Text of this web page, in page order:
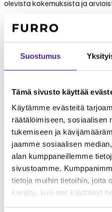
Suostumus
Tämä sivusto käyttää
Käytämme evästeitä
räätälöimiseen, sosiaalisen
tukemiseen ja
jaamme sosiaalisen
alan kumppaneillemme
sivustoamme.
tietoja muihin tietoihin, joita
kerätty, kun olet käyttänyt
olevista kokemuksista ja
Kokemukset klinikasta
perustuvat lemmikinomistajien
ammattitaitoisesta ja
yhteisömallissa Hyrynsalmi
valinta lemmikkisi hoitoon.
Hyrynsalmi
Hyrynsalmi
eläinlääkäripalveluita
kattavat yleiseläinlääkinnän
toimenpiteisiin. Tarkista
suoraan klinikalta. Furron
yhteisön kesken.
Mikä Furro on?